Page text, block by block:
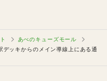
あべのキューズモール
ッキからのメイン導線上にある通